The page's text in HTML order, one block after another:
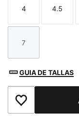
Talla
4
Talla
4.5
Talla
7
GUIA DE TALLAS
Añadir a la